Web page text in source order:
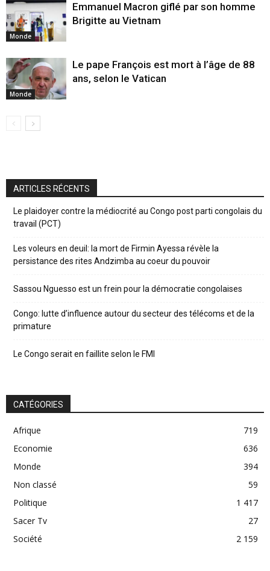
Monde
Emmanuel Macron giflé par son homme
Brigitte au Vietnam
Monde
Le pape François est mort à l’âge de 88
ans, selon le Vatican
ARTICLES RÉCENTS
Le plaidoyer contre la médiocrité au Congo post parti congolais du
travail (PCT)
Les voleurs en deuil: la mort de Firmin Ayessa révèle la
persistance des rites Andzimba au coeur du pouvoir
Sassou Nguesso est un frein pour la démocratie congolaises
Congo: lutte d’influence autour du secteur des télécoms et de la
primature
Le Congo serait en faillite selon le FMI
CATÉGORIES
Afrique
719
Economie
636
Monde
394
Non classé
59
Politique
1 417
Sacer Tv
27
Société
2 159